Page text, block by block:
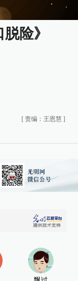
险》
[ 责编：王恩慧 ]